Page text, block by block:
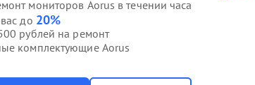
мониторов Aorus в течении часа
до 20%
рублей на ремонт
комплектующие Aorus